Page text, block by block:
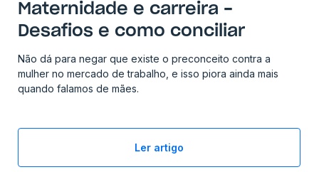
Maternidade e carreira -
Desafios e como conciliar
Não dá para negar que existe o preconceito contra a
mulher no mercado de trabalho, e isso piora ainda mais
quando falamos de mães.
Ler artigo